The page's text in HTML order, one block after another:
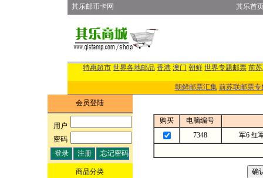
其乐邮币卡网 其乐首
特惠超市 世界各地邮品 香港 澳门 朝鲜 世界专题邮票 前
朝鲜邮票汇集 前苏联邮票专
会员登陆
用户:
密码:
商品分类
购买
电脑编号
7348
军6 红